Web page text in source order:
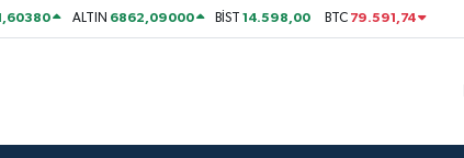
ALTIN 6862,09000 BİST14.598,00 BTC 79.591,74